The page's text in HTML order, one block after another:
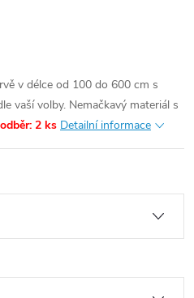
v délce od 100 do 600 cm s
vaší volby. Nemačkavý materiál s
2 ks Detailní informace